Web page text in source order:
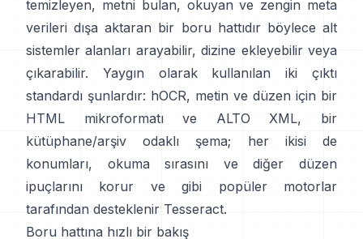
temizleyen, metni bulan, okuyan ve zengin meta
verileri dışa aktaran bir boru hattıdır böylece alt
sistemler alanları arayabilir, dizine ekleyebilir veya
çıkarabilir. Yaygın olarak kullanılan iki çıktı
standardı şunlardır: hOCR, metin ve düzen için bir
HTML mikroformatı ve
ALTO XML, bir
kütüphane/arşiv odaklı şema; her ikisi de
konumları, okuma sırasını ve diğer düzen
ipuçlarını korur ve gibi popüler motorlar
tarafından desteklenir Tesseract.
Boru hattına hızlı bir bakış